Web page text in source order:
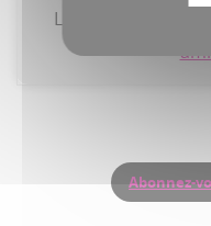
Le 7 janvier à 10h,
Abonnez-